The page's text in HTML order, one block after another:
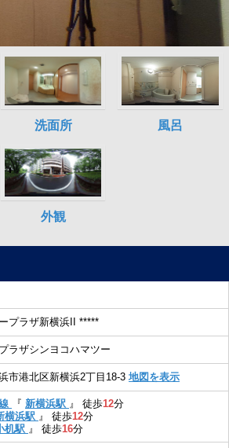
プラザ新横浜II *****
ラザシンヨコハマツー
市港北区新横浜2丁目18-3 地図を表示
『 新横浜駅 』 徒歩12分
横浜駅 』 徒歩12分
机駅 』 徒歩16分